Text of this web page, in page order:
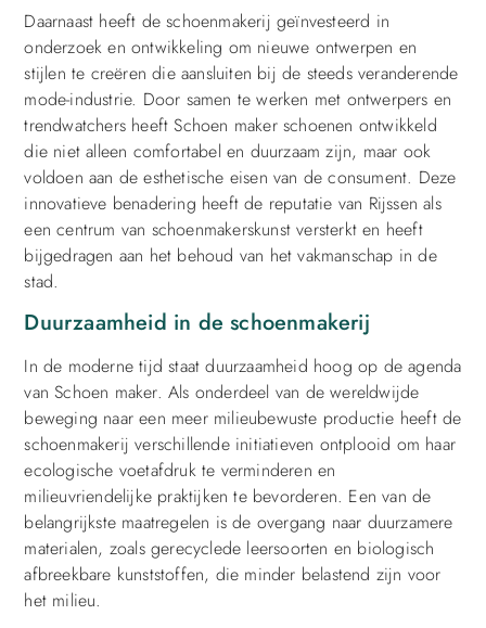
Daarnaast heeft de schoenmakerij geïnvesteerd in
onderzoek en ontwikkeling om nieuwe ontwerpen en
stijlen te creëren die aansluiten bij de steeds veranderende
mode-industrie. Door samen te werken met ontwerpers en
trendwatchers heeft Schoen maker schoenen ontwikkeld
die niet alleen comfortabel en duurzaam zijn, maar ook
voldoen aan de esthetische eisen van de consument. Deze
innovatieve benadering heeft de reputatie van Rijssen als
een centrum van schoenmakerskunst versterkt en heeft
bijgedragen aan het behoud van het vakmanschap in de
stad.
Duurzaamheid in de schoenmakerij
In de moderne tijd staat duurzaamheid hoog op de agenda
van Schoen maker. Als onderdeel van de wereldwijde
beweging naar een meer milieubewuste productie heeft de
schoenmakerij verschillende initiatieven ontplooid om haar
ecologische voetafdruk te verminderen en
milieuvriendelijke praktijken te bevorderen. Een van de
belangrijkste maatregelen is de overgang naar duurzamere
materialen, zoals gerecyclede leersoorten en biologisch
afbreekbare kunststoffen, die minder belastend zijn voor
het milieu.